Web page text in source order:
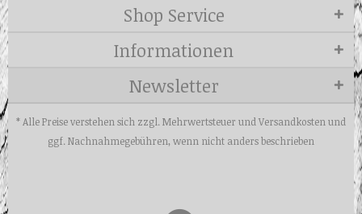
Shop Service
Informationen
Newsletter
* Alle Preise verstehen sich zzgl. Mehrwertsteuer und Versandkosten und
ggf. Nachnahmegebühren, wenn nicht anders beschrieben